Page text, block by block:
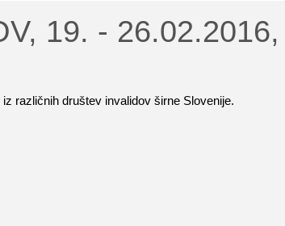
19. - 26.02.2016,
različnih društev invalidov širne Slovenije.